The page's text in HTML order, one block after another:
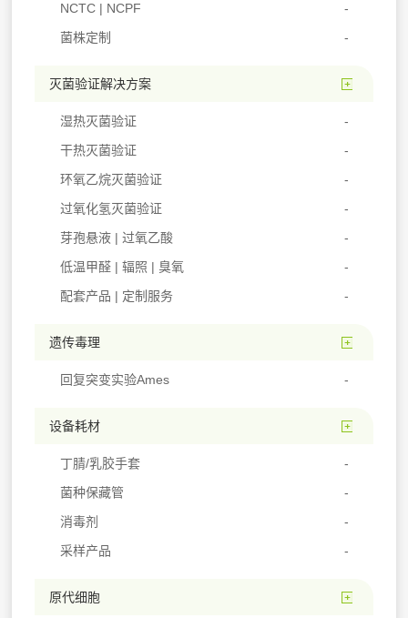
NCTC | NCPF
菌株定制
灭菌验证解决方案
湿热灭菌验证
干热灭菌验证
环氧乙烷灭菌验证
过氧化氢灭菌验证
芽孢悬液 | 过氧乙酸
低温甲醛 | 辐照 | 臭氧
配套产品 | 定制服务
遗传毒理
回复突变实验Ames
设备耗材
丁腈/乳胶手套
菌种保藏管
消毒剂
采样产品
原代细胞